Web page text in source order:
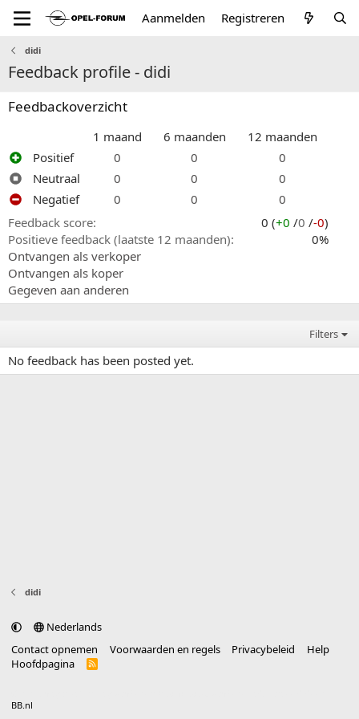
Aanmelden Registreren
didi
Feedback profile - didi
Feedbackoverzicht
1 maand 6 maanden
12 maanden
Positief
0 0
0
Neutraal
0 0
0
Negatief
0 0
0
Feedback score
0 (+0 /0 /-0)
Positieve feedback (laatste 12 maanden)
0%
Ontvangen als verkoper
Ontvangen als koper
Gegeven aan anderen
Filters
No feedback has been posted yet.
didi
Nederlands
Contact opnemen
Voorwaarden en regels Privacybeleid
Help
Hoofdpagina
R
BB.nl